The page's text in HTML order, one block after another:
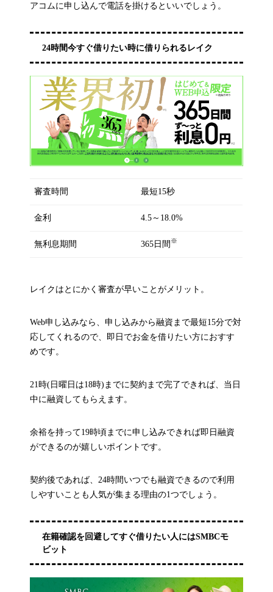
アコムに申し込んで電話を掛けるといいでしょう。
24時間今すぐ借りたい時に借りられるレイク
審査時間 最短15秒
金利 4.5～18.0%
無利息期間 365日間 ※
レイクはとにかく審査が早いことがメリット。
Web申し込みなら、申し込みから融資まで最短15分で対
応してくれるので、即日でお金を借りたい方におすす
めです。
21時(日曜日は18時)までに契約まで完了できれば、当日
中に融資してもらえます。
余裕を持って19時頃までに申し込みできれば即日融資
ができるのが嬉しいポイントです。
契約後であれば、24時間いつでも融資できるので利用
しやすいことも人気が集まる理由の1つでしょう。
在籍確認を回避してすぐ借りたい人にはSMBCモ
ビット